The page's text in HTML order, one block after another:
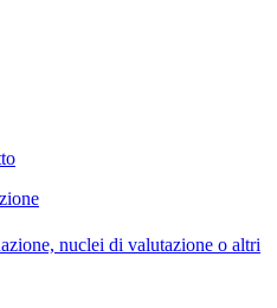
nuclei di valutazione o altri